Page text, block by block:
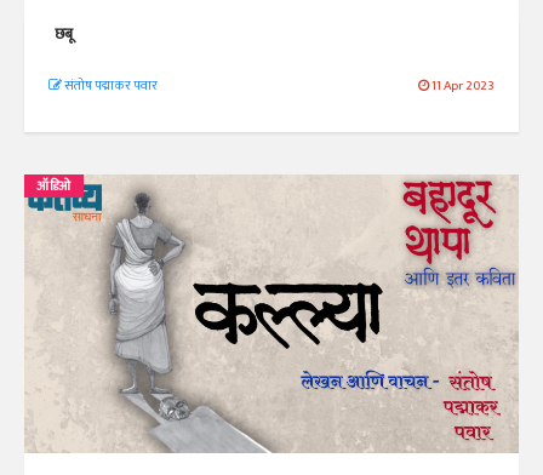
छबू
संतोष पद्माकर पवार 11 Apr 2023
ऑडिओ